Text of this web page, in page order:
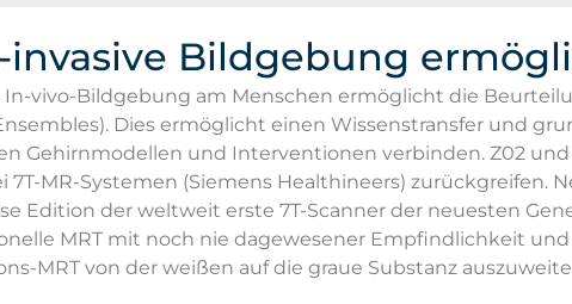
invasive Bildgebung
vivo-Bildgebung am Menschen ermöglicht die
Dies ermöglicht einen Wissenstransfer und
Gehirnmodellen und Interventionen verbinden. Z02
7T-MR-Systemen (Siemens Healthineers) zurückgreifen.
Edition der weltweit erste 7T-Scanner der neuesten
MRT mit noch nie dagewesener Empfindlichkeit
MRT von der weißen auf die graue Substanz